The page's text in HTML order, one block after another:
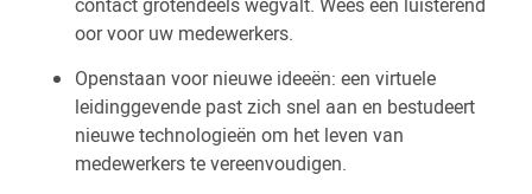
oor voor uw medewerkers.
Openstaan voor nieuwe ideeën: een virtuele
leidinggevende past zich snel aan en bestudeert
nieuwe technologieën om het leven van
medewerkers te vereenvoudigen.